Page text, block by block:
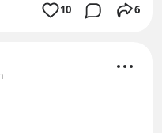
10 6